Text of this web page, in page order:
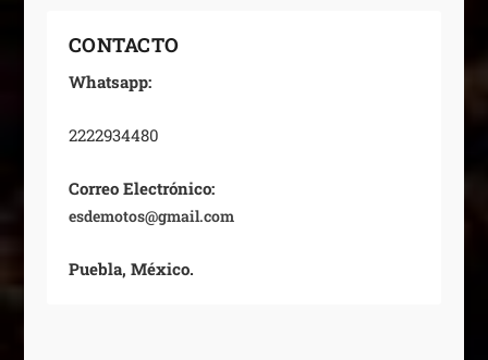
CONTACTO
Whatsapp:
2222934480
Correo Electrónico:
esdemotos@gmail.com
Puebla, México.